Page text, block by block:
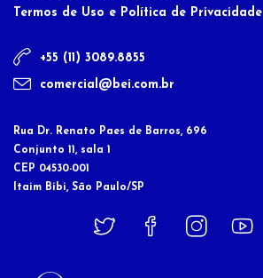
Termos de Uso e Política de Privacidade
+55 (11) 3089.8855
comercial@bei.com.br
Rua Dr. Renato Paes de Barros, 696
Conjunto 11, sala 1
CEP 04530-001
Itaim Bibi, São Paulo/SP